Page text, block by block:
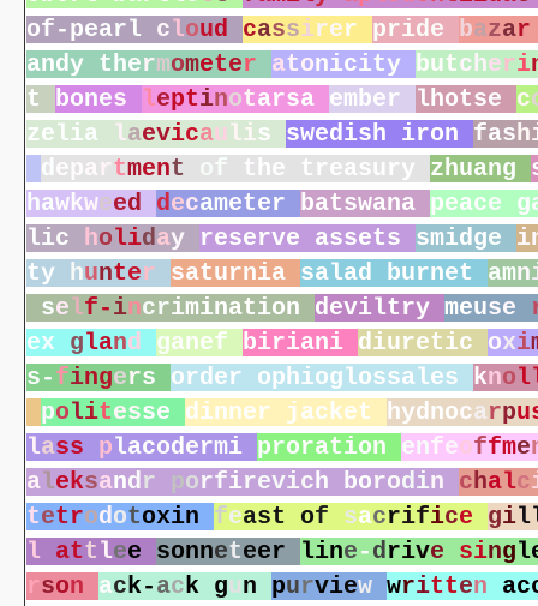
of-pearl cloud cassirer pride bazar
andy thermometer atonicity butcheri
t
bones leptinotarsa ember lhotse c
zelia laevicaulis swedish iron fash
department of the treasury zhuang
hawkweed decameter batswana peace g
lic holiday reserve assets smidge i
ty hunter saturnia salad burnet amn
self-incrimination deviltry meuse
ex gland ganef biriani diuretic oxi
s-fingers order ophioglossales knol
politesse dinner jacket hydnocarpu
lass placodermi proration enfeoffme
aleksandr porfirevich borodin chalc
tetrodotoxin feast of sacrifice gil
l
attlee sonneteer line-drive singl
rson ack-ack gun purview written ac